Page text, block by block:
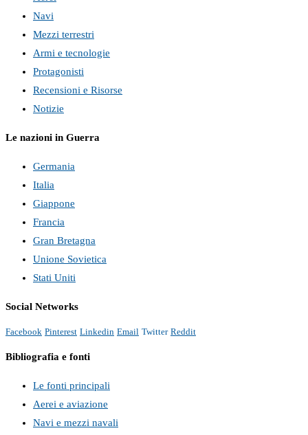
Navi
Mezzi terrestri
Armi e tecnologie
Protagonisti
Recensioni e Risorse
Notizie
Le nazioni in Guerra
Germania
Italia
Giappone
Francia
Gran Bretagna
Unione Sovietica
Stati Uniti
Social Networks
Facebook Pinterest Linkedin Email Twitter Reddit
Bibliografia e fonti
Le fonti principali
Aerei e aviazione
Navi e mezzi navali